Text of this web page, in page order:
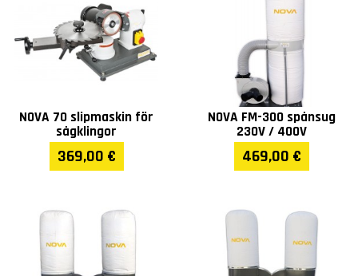
NOVA 70 slipmaskin för
sågklingor
369,00 €
NOVA FM-300 spånsug
230V / 400V
469,00 €